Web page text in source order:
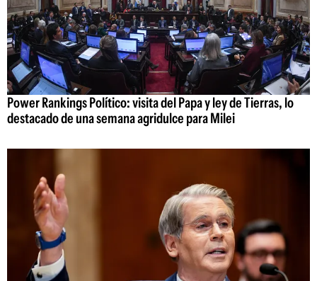
Power Rankings Político: visita del Papa y ley de Tierras, lo
destacado de una semana agridulce para Milei